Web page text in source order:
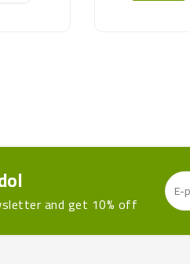
and get 10% off